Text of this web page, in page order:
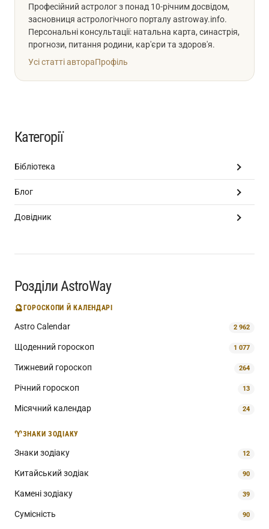
Професійний астролог з понад 10-річним досвідом,
засновниця астрологічного порталу astroway.info.
Персональні консультації: натальна карта, синастрія,
прогнози, питання родини, кар'єри та здоров'я.
Усі статті автораПрофіль
Категорії
Бібліотека
Блог
Довідник
Розділи AstroWay
🔮ГОРОСКОПИ Й КАЛЕНДАРІ
Astro Calendar 2 962
Щоденний гороскоп 1 077
Тижневий гороскоп 264
Річний гороскоп 13
Місячний календар 24
♈ЗНАКИ ЗОДІАКУ
Знаки зодіаку 12
Китайський зодіак 90
Камені зодіаку 39
Сумісність 90